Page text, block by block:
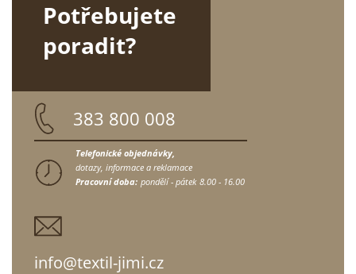
Potřebujete
poradit?
383 800 008
Telefonické objednávky,
dotazy, informace a reklamace
Pracovní doba: pondělí - pátek 8.00 - 16.00
info@textil-jimi.cz